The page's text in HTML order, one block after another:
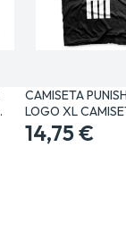
CAMISETA
LOGO XL
MANGA /…
14,75 €